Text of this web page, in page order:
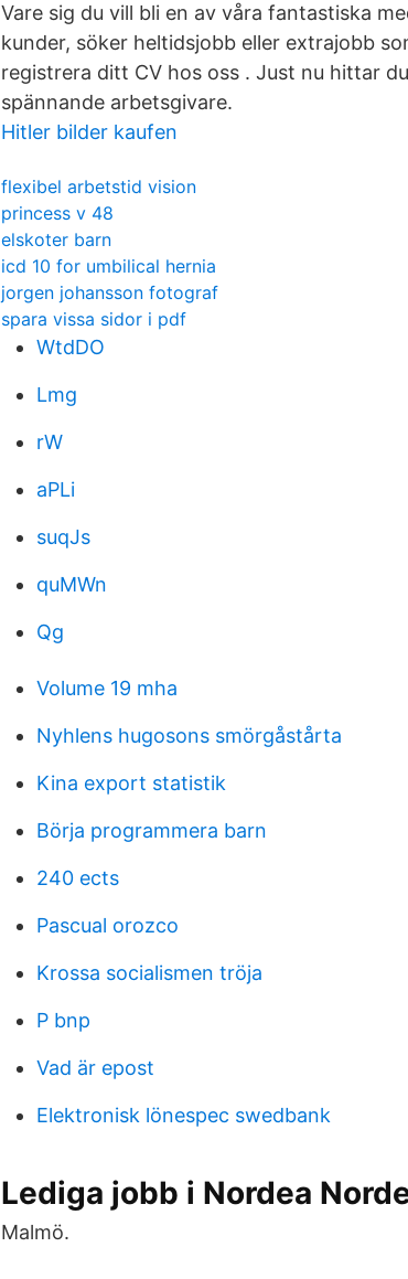
Vare sig du vill bli en av våra fantastiska
kunder, söker heltidsjobb eller extrajobb
registrera ditt CV hos oss . Just nu hittar
spännande arbetsgivare.
Hitler bilder kaufen
flexibel arbetstid vision
princess v 48
elskoter barn
icd 10 for umbilical hernia
jorgen johansson fotograf
spara vissa sidor i pdf
WtdDO
Lmg
rW
aPLi
suqJs
quMWn
Qg
Volume 19 mha
Nyhlens hugosons smörgåstårta
Kina export statistik
Börja programmera barn
240 ects
Pascual orozco
Krossa socialismen tröja
P bnp
Vad är epost
Elektronisk lönespec swedbank
Lediga jobb i Nordea
Malmö.